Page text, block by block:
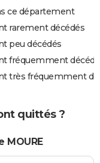
ce département
rarement décédés
peu décédés
fréquemment
très fréquemment
quittés ?